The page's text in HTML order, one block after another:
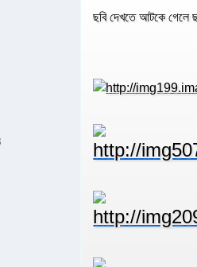
ছবি দেখতে আটকে গেলে